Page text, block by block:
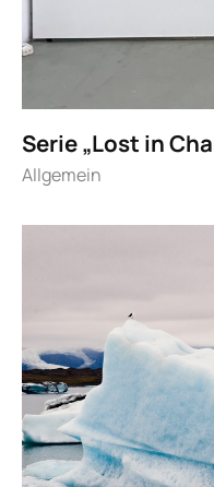
Serie „Lost in
Allgemein